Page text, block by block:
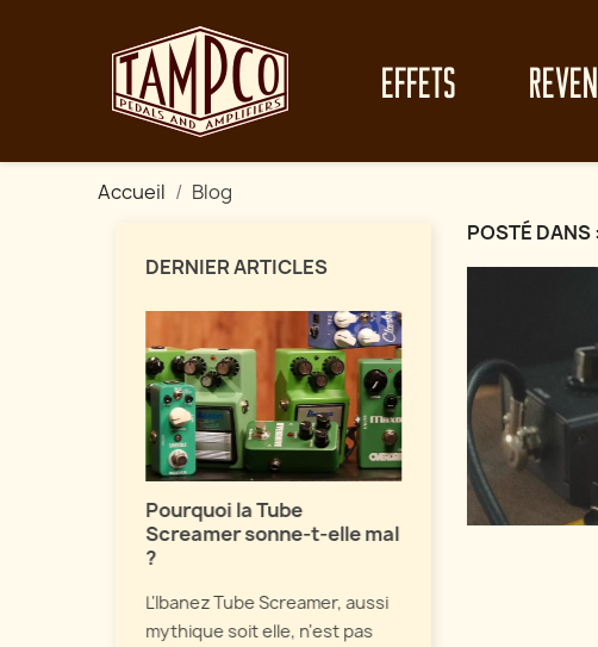
EFFETS
Accueil Blog
DERNIER ARTICLES
Pourquoi la Tube
Screamer sonne-t-elle mal
?
L'Ibanez Tube Screamer, aussi
mythique soit elle, n'est pas
Maîtrisez le
vos fuzz !
POSTÉ